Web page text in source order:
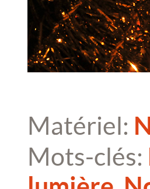
Matériel:
Mots-clés: